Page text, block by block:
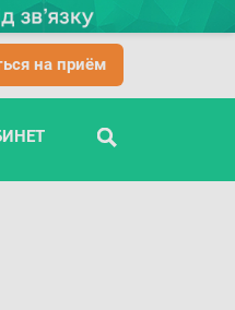
ПОИСК
на приём